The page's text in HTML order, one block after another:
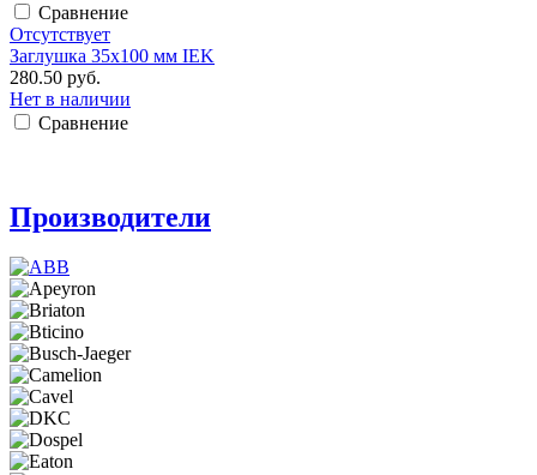
Сравнение
Отсутствует
Заглушка 35х100 мм IEK
280.50 руб.
Нет в наличии
Сравнение
Производители